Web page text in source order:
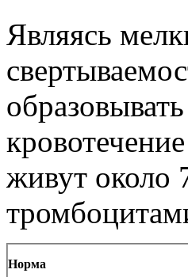
Являясь
живут около
Норма